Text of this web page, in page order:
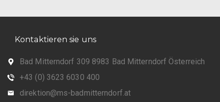
Kontaktieren sie uns
Bad Mitterndorf 309 8983 Bad Mitterndorf Österreich
+43 (0) 3623 6030 400
direktion@ms-badmitterndorf.at